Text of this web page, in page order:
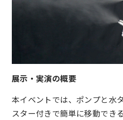
展示・実演の概要
本イベントでは、ポンプと水
スター付きで簡単に移動でき